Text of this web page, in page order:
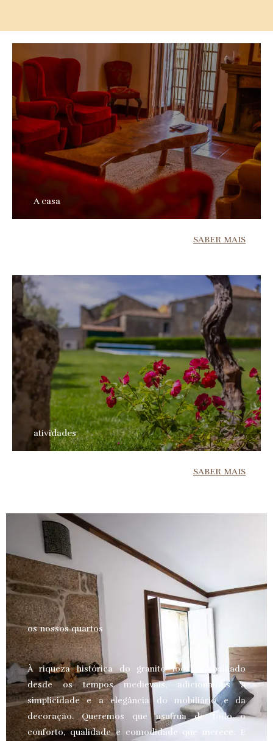
A casa
SABER MAIS
atividades
SABER MAIS
os nossos quartos
À riqueza histórica do granito local, trabalhado
desde os tempos medievais, adicionamos a
simplicidade e a elegância do mobiliário e da
decoração. Queremos que usufrua de todo o
conforto, qualidade e comodidade que merece.
E